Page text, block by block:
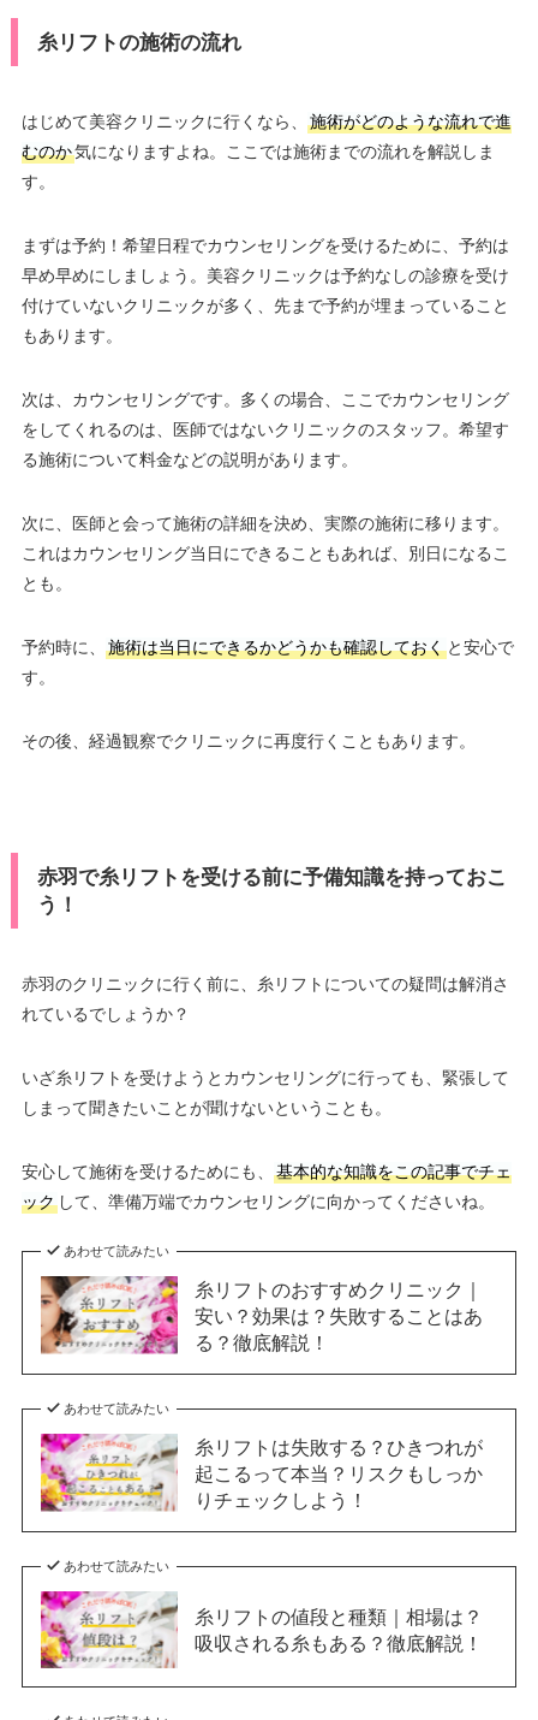
糸リフトの施術の流れ
はじめて美容クリニックに行くなら、
施術がどのような流れで進
むのか気になりますよね。ここでは施術までの流れを解説しま
す。
まずは予約！希望日程でカウンセリングを受けるために、予約は
早め早めにしましょう。美容クリニックは予約なしの診療を受け
付けていないクリニックが多く、先まで予約が埋まっていること
もあります。
次は、カウンセリングです。多くの場合、ここでカウンセリング
をしてくれるのは、医師ではないクリニックのスタッフ。希望す
る施術について料金などの説明があります。
次に、医師と会って施術の詳細を決め、実際の施術に移ります。
これはカウンセリング当日にできることもあれば、別日になるこ
とも。
予約時に、 施術は当日にできるかどうかも確認しておくと安心で
す。
その後、経過観察でクリニックに再度行くこともあります。
赤羽で糸リフトを受ける前に予備知識を持っておこ
う！
赤羽のクリニックに行く前に、糸リフトについての疑問は解消さ
れているでしょうか？
いざ糸リフトを受けようとカウンセリングに行っても、緊張して
しまって聞きたいことが聞けないということも。
安心して施術を受けるためにも、
基本的な知識をこの記事でチェ
ックして、準備万端でカウンセリングに向かってくださいね。
あわせて読みたい
糸リフトのおすすめクリニック｜
安い？効果は？失敗することはあ
る？徹底解説！
あわせて読みたい
糸リフトは失敗する？ひきつれが
起こるって本当？リスクもしっか
りチェックしよう！
あわせて読みたい
糸リフトの値段と種類｜相場は？
吸収される糸もある？徹底解説！